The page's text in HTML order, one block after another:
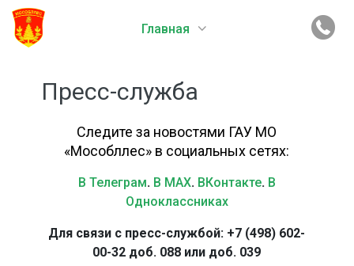
Главная
Пресс-служба
Следите за новостями ГАУ МО
«Мособллес» в социальных сетях:
В Телеграм. В MAX. ВКонтакте. В
Одноклассниках
Для связи с пресс-службой: +7 (498) 602-
00-32 доб. 088 или доб. 039